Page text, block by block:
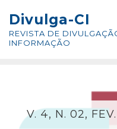
to
content
Divulga-CI
REVISTA DE
INFORMAÇÃO
V. 4, N. 02,